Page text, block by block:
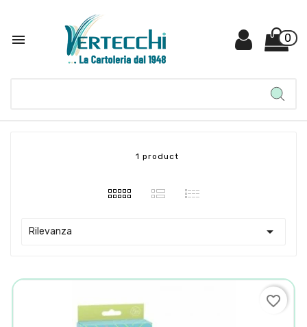
 0
1 product
Rilevanza 
favorite_border